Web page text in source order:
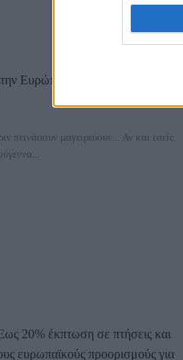
Ευρώπη για μαγικά
πεινάσουν μαγειρεύουν... Αν και εσείς
20% έκπτωση σε πτήσεις και
ευρωπαϊκούς προορισμούς για